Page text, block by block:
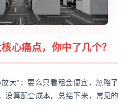
心痛点，你中了几个？
大”：要么只看租金便宜，忽略了
没算配套成本。总结下来，常见的